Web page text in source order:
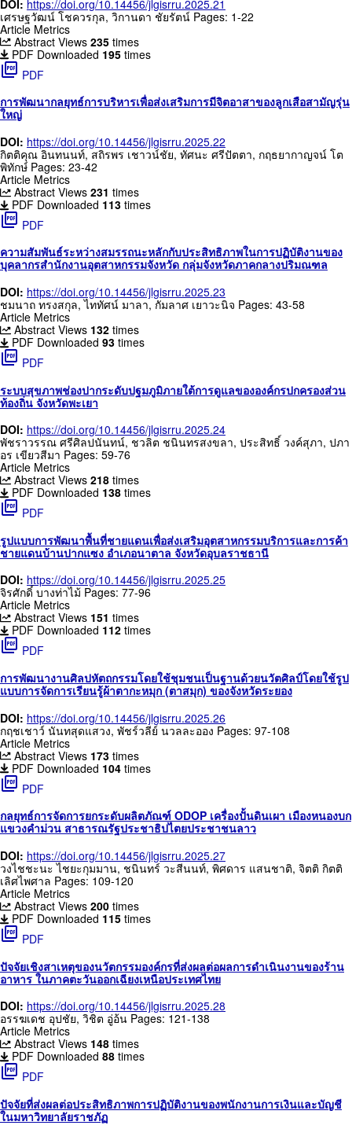
DOI: https://doi.org/10.14456/jlgisrru.2025.21
เศรษฐวัฒน์ โชควรกุล, วิกานดา ชัยรัตน์ Pages: 1-22
Article Metrics
Abstract Views 235 times
PDF Downloaded 195times
picture_as_pdf PDF
การพัฒนากลยุทธ์การบริหารเพื่อส่งเสริมการมีจิตอาสาของลูกเสือสามัญรุ่น
ใหญ่
DOI: https://doi.org/10.14456/jlgisrru.2025.22
กิตติคุณ อินทนนท์, สถิรพร เชาวน์ชัย, ทัศนะ ศรีปัตตา, กฤธยากาญจน์ โต
พิทักษ์ Pages: 23-42
Article Metrics
Abstract Views 231 times
PDF Downloaded 113times
picture_as_pdf PDF
ความสัมพันธ์ระหว่างสมรรถนะหลักกับประสิทธิภาพในการปฏิบัติงานของ
บุคลากรสำนักงานอุตสาหกรรมจังหวัด กลุ่มจังหวัดภาคกลางปริมณฑล
DOI: https://doi.org/10.14456/jlgisrru.2025.23
ชมนาถ ทรงสกุล, ไททัศน์ มาลา, กัมลาศ เยาวะนิจ Pages: 43-58
Article Metrics
Abstract Views 132 times
PDF Downloaded 93times
picture_as_pdf PDF
ระบบสุขภาพช่องปากระดับปฐมภูมิภายใต้การดูแลขององค์กรปกครองส่วน
ท้องถิ่น จังหวัดพะเยา
DOI: https://doi.org/10.14456/jlgisrru.2025.24
พัชราวรรณ ศรีศิลปนันทน์, ชวลิต ชนินทรสงขลา, ประสิทธิ์ วงค์สุภา, ปภา
อร เขียวสีมา Pages: 59-76
Article Metrics
Abstract Views 218 times
PDF Downloaded 138times
picture_as_pdf PDF
รูปแบบการพัฒนาพื้นที่ชายแดนเพื่อส่งเสริมอุตสาหกรรมบริการและการค้า
ชายแดนบ้านปากแซง อำเภอนาตาล จังหวัดอุบลราชธานี
DOI: https://doi.org/10.14456/jlgisrru.2025.25
จิรศักดิ์ บางท่าไม้ Pages: 77-96
Article Metrics
Abstract Views 151 times
PDF Downloaded 112times
picture_as_pdf PDF
การพัฒนางานศิลปหัตถกรรมโดยใช้ชุมชนเป็นฐานด้วยนวัตศิลป์โดยใช้รูป
แบบการจัดการเรียนรู้ผ้าตากะหมุก (ตาสมุก) ของจังหวัดระยอง
DOI: https://doi.org/10.14456/jlgisrru.2025.26
กฤชเชาว์ นันทสุดแสวง, พัชร์วลีย์ นวลละออง Pages: 97-108
Article Metrics
Abstract Views 173 times
PDF Downloaded 104times
picture_as_pdf PDF
กลยุทธ์การจัดการยกระดับผลิตภัณฑ์ ODOP เครื่องปั้นดินเผา เมืองหนองบก
แขวงคำม่วน สาธารณรัฐประชาธิปไตยประชาชนลาว
DOI: https://doi.org/10.14456/jlgisrru.2025.27
วงไชชะนะ ไชยะกุมมาน, ชนินทร์ วะสีนนท์, พิศดาร แสนชาติ, จิตติ กิตติ
เลิศไพศาล Pages: 109-120
Article Metrics
Abstract Views 200 times
PDF Downloaded 115times
picture_as_pdf PDF
ปัจจัยเชิงสาเหตุของนวัตกรรมองค์กรที่ส่งผลต่อผลการดำเนินงานของร้าน
อาหาร ในภาคตะวันออกเฉียงเหนือประเทศไทย
DOI: https://doi.org/10.14456/jlgisrru.2025.28
อรรฆเดช อุปชัย, วิชิต อู่อ้น Pages: 121-138
Article Metrics
Abstract Views 148 times
PDF Downloaded 88times
picture_as_pdf PDF
ปัจจัยที่ส่งผลต่อประสิทธิภาพการปฏิบัติงานของพนักงานการเงินและบัญชี
ในมหาวิทยาลัยราชภัฏ